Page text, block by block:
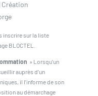
Création
inscrire sur la liste
BLOCTEL.
» Lorsqu’un
auprès d’un
il l’informe de son
au démarchage